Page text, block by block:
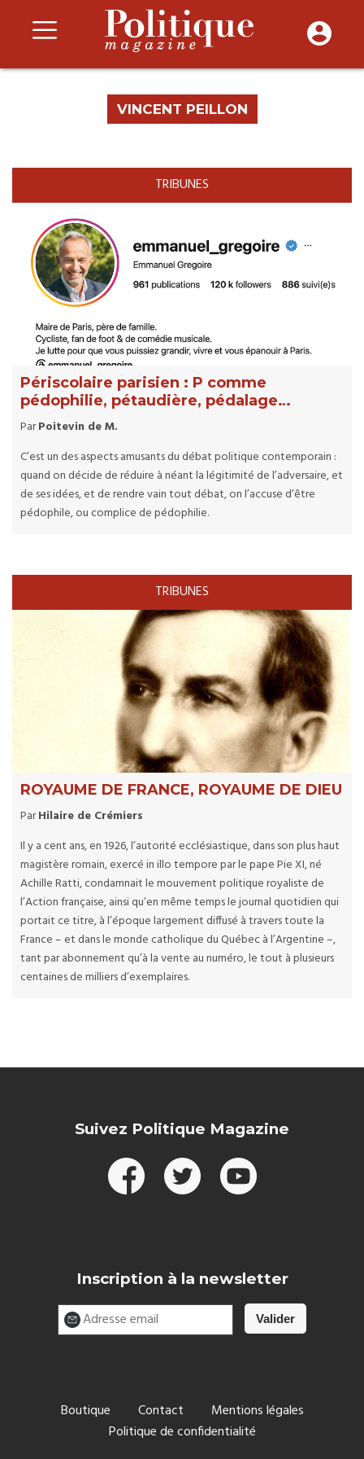
VINCENT PEILLON
TRIBUNES
Périscolaire parisien : P comme
pédophilie, pétaudière, pédalage…
ParPoitevin de M.
C’est un des aspects amusants du débat politique contemporain :
quand on décide de réduire à néant la légitimité de l’adversaire, et
de ses idées, et de rendre vain tout débat, on l’accuse d’être
pédophile, ou complice de pédophilie.
TRIBUNES
ROYAUME DE FRANCE, ROYAUME DE DIEU
ParHilaire de Crémiers
Il y a cent ans, en 1926, l’autorité ecclésiastique, dans son plus haut
magistère romain, exercé in illo tempore par le pape Pie XI, né
Achille Ratti, condamnait le mouvement politique royaliste de
l’Action française, ainsi qu’en même temps le journal quotidien qui
portait ce titre, à l’époque largement diffusé à travers toute la
France – et dans le monde catholique du Québec à l’Argentine –,
tant par abonnement qu’à la vente au numéro, le tout à plusieurs
centaines de milliers d’exemplaires.
Suivez Politique Magazine
Inscription à la newsletter
Boutique Contact
Mentions légales
Politique de confidentialité